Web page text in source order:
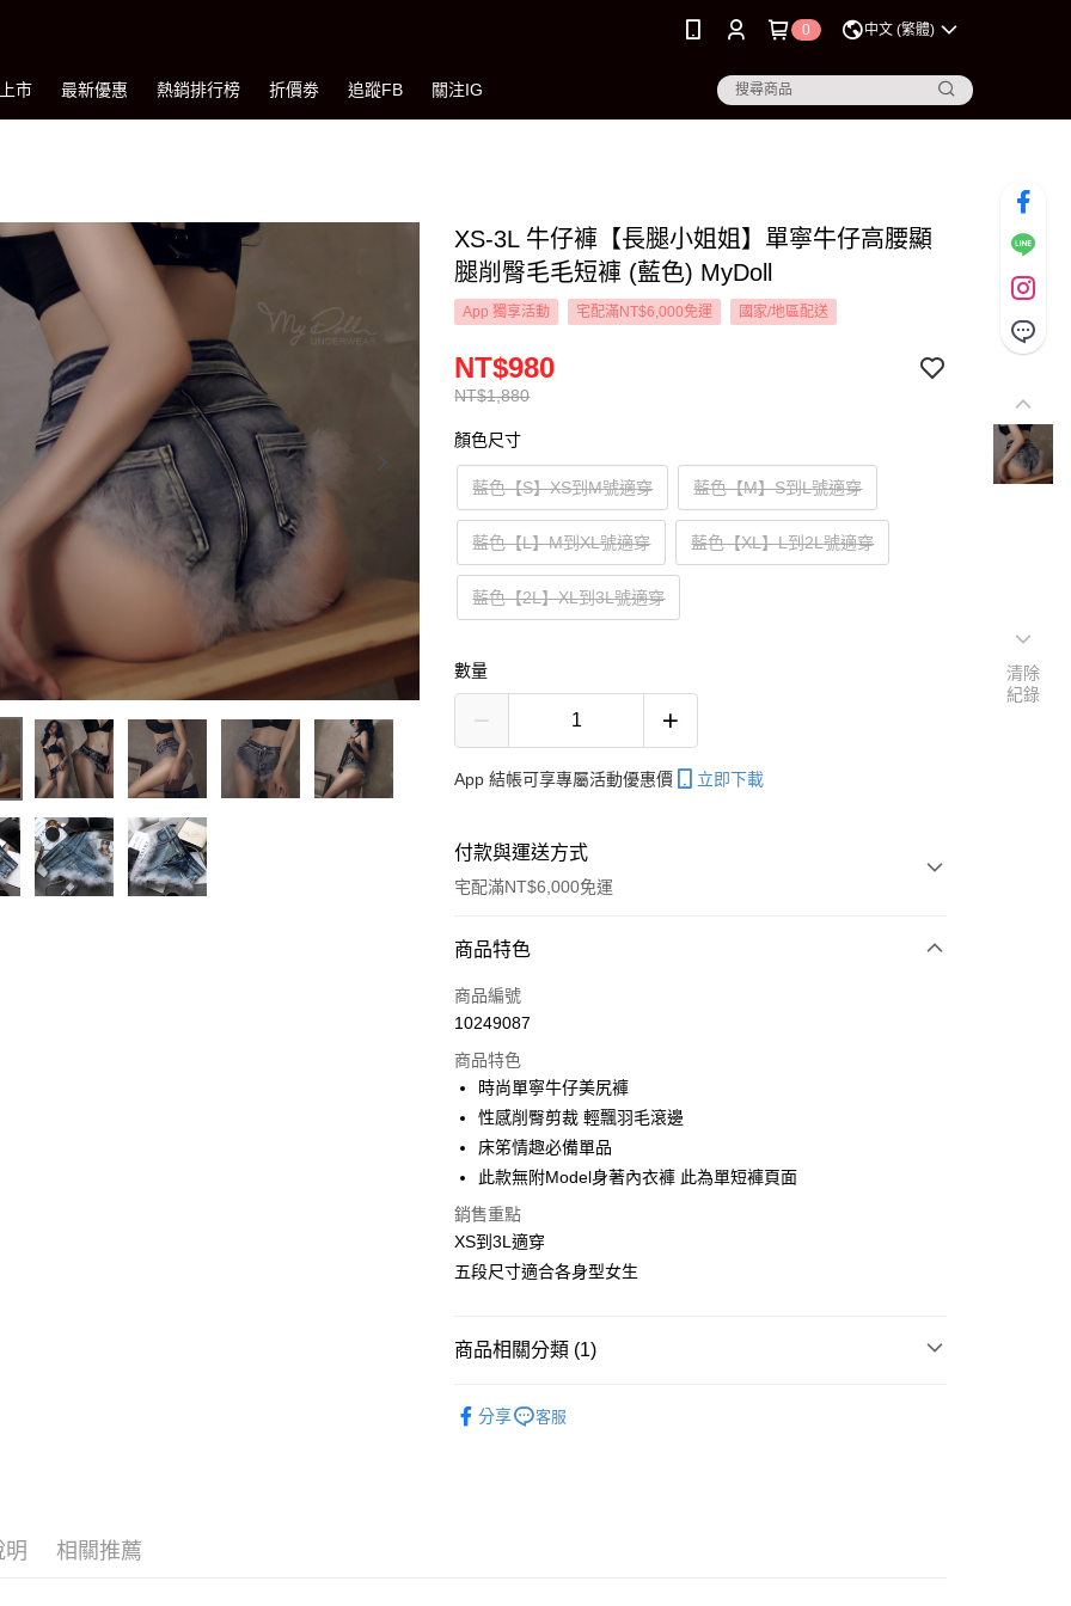
0 中文 (繁體)
市 最新優惠 熱銷排行榜 折價劵 追蹤FB 關注IG
XS-3L 牛仔褲【長腿小姐姐】單寧牛仔高腰顯
腿削臀毛毛短褲 (藍色) MyDoll
App 獨享活動 宅配滿NT$6,000免運 國家/地區配送
NT$1,880
NT$980
顏色尺寸
藍色【S】XS到M號適穿 藍色【M】S到L號適穿
藍色【L】M到XL號適穿 藍色【XL】L到2L號適穿
藍色【2L】XL到3L號適穿
數量
App 結帳可享專屬活動優惠價 立即下載
付款與運送方式
宅配滿NT$6,000免運
付款方式
信用卡一次付款
3 期 0 利率 每期 NT$326
合作金庫商業銀行
華南商業銀行
國泰世華商業銀行
兆豐國際商業銀行
臺灣中小企業銀行
匯豐（台灣）商業銀行
聯邦商業銀行
台新國際商業銀行
台灣樂天信用卡公司
超商取貨付款
Apple Pay
街口支付
AFTEE先享後付
AFTEE先享後付是「在收到商品之後才付款」的支付方式。 讓您購物簡單
ATM付款
商品特色
商品編號
10249087
商品特色
時尚單寧牛仔美尻褲
性感削臀剪裁 輕飄羽毛滾邊
床笫情趣必備單品
此款無附Model身著內衣褲 此為單短褲頁面
銷售重點
XS到3L適穿
五段尺寸適合各身型女生
商品相關分類 (1)
分享
客服
明 相關推薦
清除
紀錄